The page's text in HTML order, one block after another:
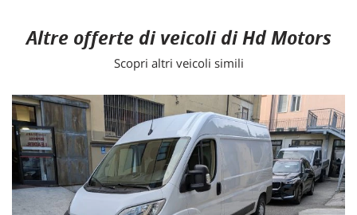
Altre offerte di veicoli di Hd Motors
Scopri altri veicoli simili